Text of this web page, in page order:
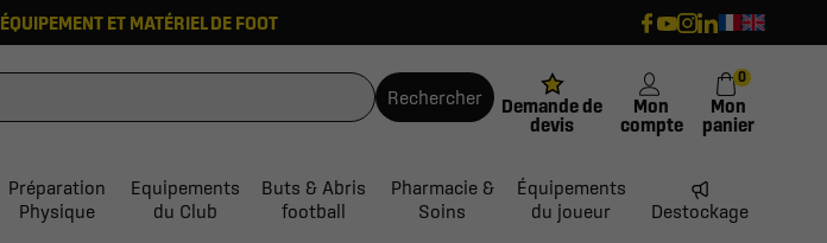
ÉQUIPEMENT ET MATÉRIEL DE FOOT
Rechercher
Demande de
devis
Mon
compte
Mon
panier
0
Préparation
Physique
Equipements
du Club
Buts & Abris
football
Pharmacie &
Soins
Équipements
du joueur
Destockage